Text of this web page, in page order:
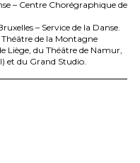
– Centre Chorégraphique de
– Service de la Danse.
Théâtre de la Montagne
Liège, du Théâtre de Namur,
) et du Grand Studio.